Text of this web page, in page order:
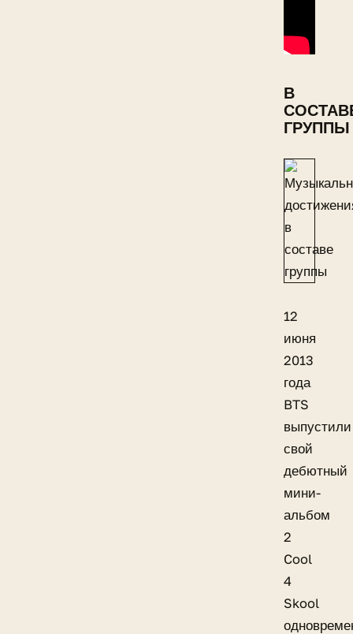
В
ГРУППЫ
12
июня
2013
года
BTS
выпустили
свой
дебютный
мини-
альбом
2
Cool
4
Skool